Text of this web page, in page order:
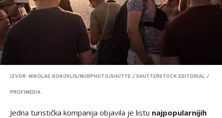
IZVOR: NIKOLAS KOKOVLIS/NURPHOTO/SHUTTE / SHUTTERSTOCK EDITORIAL /
PROFIMEDIA
Jedna turistička kompanija objavila je listu najpopularnijih